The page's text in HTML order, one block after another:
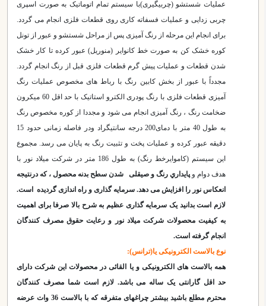
عملیات شستشو (چربیگیری)با سیستم تمام اتوماتیک به صورت اسپری
چربی زدایی و عملیات فسفاته کاری روی قطعات فلزی انجام می گردد.
برای انجام این مرحله از رنگ آمیزی پس از مراحل شستشو و عبور از تونل
کوره خشک کن به صورت خط کانوایر (منوریل) عبور کرده تا کار خشک
شدن قطعات و عملیات پیش گرم قطعات فلزی قبل از رنگ انجام گردد.
مجدداً با عبور از بخش کابین رنگ با رباط های مخصوص عملیات رنگ
آمیزی قطعات فلزی با رنگ پودری الکترو استاتیک با حد اقل 60 میکرون
ضخامت رنگ ، رنگ آمیزی انجام می شود و مجددا از کوره مخصوص رنگ
به طول 40 متر با دمای200 درجه سانتیگراد ودر فاصله زمانی حدود 15
دقیقه عبور کرده و عملیات پخت و تثبیت رنگ به پایان می رسد. مجموع
این سیستم (کاموایرخط رنگ) به طول 186 متر در شرکت میلاد نور با
هدف دوام وپايداري رنگ و صیقلی شدن سطح بدنه محصول ، که درنتیجه
انعكاس نور را افزایش می دهد. سرمایه گذاری و راه اندازی گردیده است.
لازم است بدانید یک سرمایه گذاری عظیم به شرح بالا صرفا برای اهمیت
به کیفیت محصولات شرکت میلاد نور و رعایت حقوق مصرف کنندگان
انجام گرفته است.
نوع بالاست الکترونیکی یا(ترانس):
همه بالاست های الکترونیکی و یا القائی در محصولات این شرکت دارای
حد اقل گارانتی یک ساله می باشد. لازم است شما مصرف کنندگان
محترم مطلع باشید بیشتر چراغهای متفرقه که با بالاست 36 وات عرضه